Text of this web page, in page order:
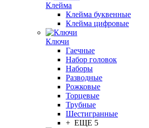
Клейма
Клейма буквенные
Клейма цифровые
Ключи
Гаечные
Набор головок
Наборы
Разводные
Рожковые
Торцевые
Трубные
Шестигранные
+ ЕЩЕ 5